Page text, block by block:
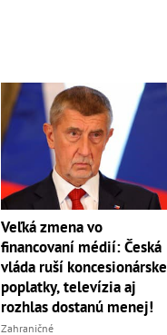
Veľká zmena vo
financovaní médií: Česká
vláda ruší koncesionárske
poplatky, televízia aj
rozhlas dostanú menej!
Zahraničné